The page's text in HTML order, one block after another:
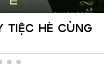
TIỆC HÈ CÙNG